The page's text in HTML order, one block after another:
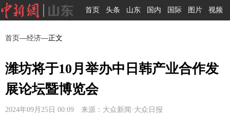
首页 头条 山东 国内 国际 图片 视频
首页—经济—正文
潍坊将于10月举办中日韩产业合作发
展论坛暨博览会
2024年09月25日 00:09 来源：大众新闻·大众日报